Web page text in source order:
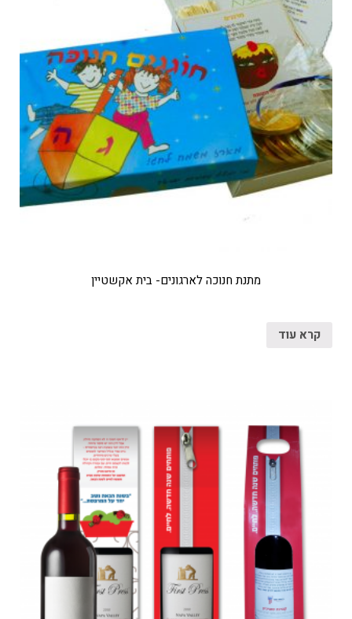
מתנת חנוכה לארגונים- בית אקשטיין
קרא עוד